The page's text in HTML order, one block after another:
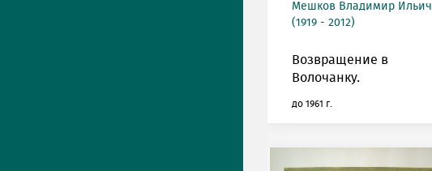
Мешков Владимир Ильич
(1919 - 2012)
Возвращение в
Волочанку.
до 1961 г.